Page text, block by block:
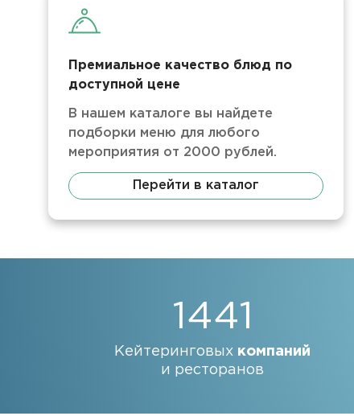
Премиальное качество блюд по
доступной цене
В нашем каталоге вы найдете
подборки меню для любого
мероприятия от 2000 рублей.
Перейти в каталог
1441
Кейтеринговых компаний
и ресторанов